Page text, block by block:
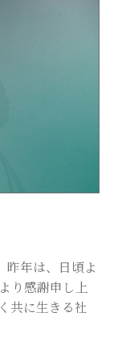
昨年は、日頃よ
り感謝申し上
共に生きる社